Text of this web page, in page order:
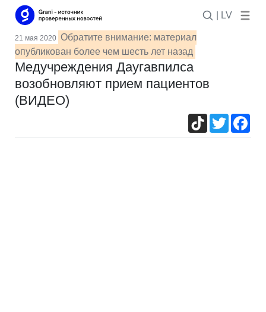
| LV
21 мая 2020 Обратите внимание: материал
опубликован более чем шесть лет назад
Медучреждения Даугавпилса
возобновляют прием пациентов
(ВИДЕО)
TikTokTwitter